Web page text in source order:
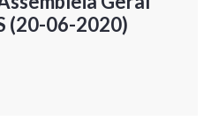
(20-06-2020)